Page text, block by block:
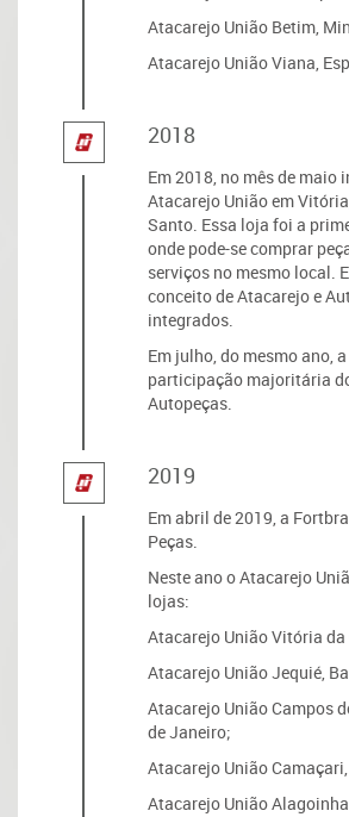
Atacarejo União Betim,
Atacarejo União Viana,
2018
Em 2018, no mês de maio
Atacarejo União em
Santo. Essa loja foi a
onde pode-se comprar
serviços no mesmo local.
conceito de Atacarejo e
integrados.
Em julho, do mesmo ano,
participação majoritária
Autopeças.
2019
Em abril de 2019, a
Peças.
Neste ano o Atacarejo
lojas:
Atacarejo União Vitória
Atacarejo União Jequié,
Atacarejo União Campos
de Janeiro;
Atacarejo União
Atacarejo União